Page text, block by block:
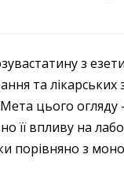
з
та
Мета цього
її впливу на
порівняно з